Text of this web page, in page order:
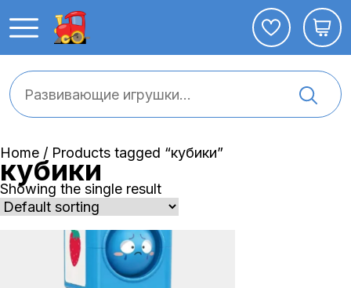
Home / Products tagged “кубики”
кубики
Showing the single result